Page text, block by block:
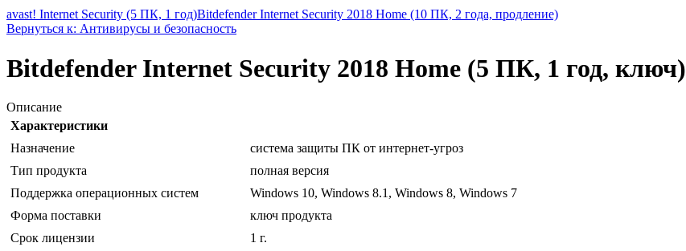
avast! Internet Security (5 ПК, 1 год)Bitdefender Internet Security 2018 Home (10 ПК, 2 года, продление)
Вернуться к: Антивирусы и безопасность
Bitdefender Internet Security 2018 Home (5 ПК, 1 год, ключ)
Описание
Характеристики
Назначение
система защиты ПК от интернет-угроз
Тип продукта
полная версия
Поддержка операционных систем
Windows 10, Windows 8.1, Windows 8, Windows 7
Форма поставки
ключ продукта
Срок лицензии
1 г.